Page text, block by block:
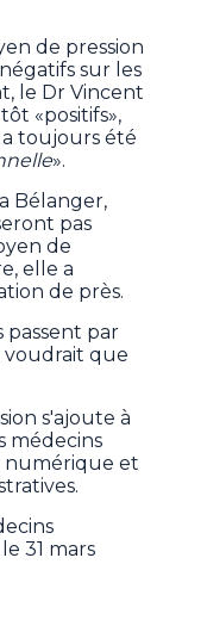
de pression
sur les
le Dr Vincent
«positifs»,
a toujours été
».
Bélanger,
pas
de
elle a
de près.
passent par
voudrait que
s'ajoute à
médecins
numérique et
31 mars